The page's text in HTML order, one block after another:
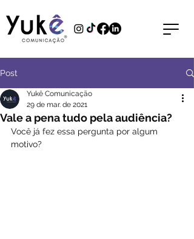
Post
Vale a pena tudo pela audiência?
Yukê Comunicação
29 de mar. de 2021
Você já fez essa pergunta por algum
motivo?